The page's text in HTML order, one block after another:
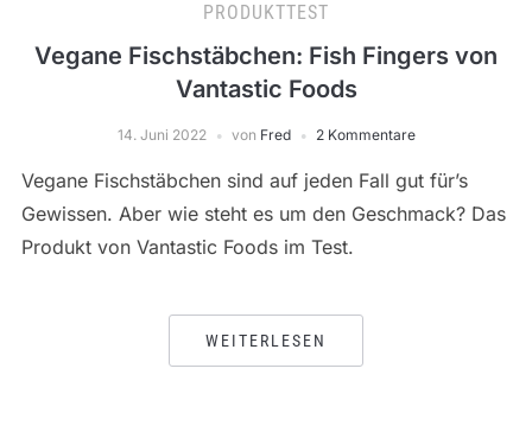
PRODUKTTEST
Vegane Fischstäbchen: Fish Fingers von
Vantastic Foods
14. Juni 2022 von Fred 2 Kommentare
Vegane Fischstäbchen sind auf jeden Fall gut für’s
Gewissen. Aber wie steht es um den Geschmack? Das
Produkt von Vantastic Foods im Test.
WEITERLESEN